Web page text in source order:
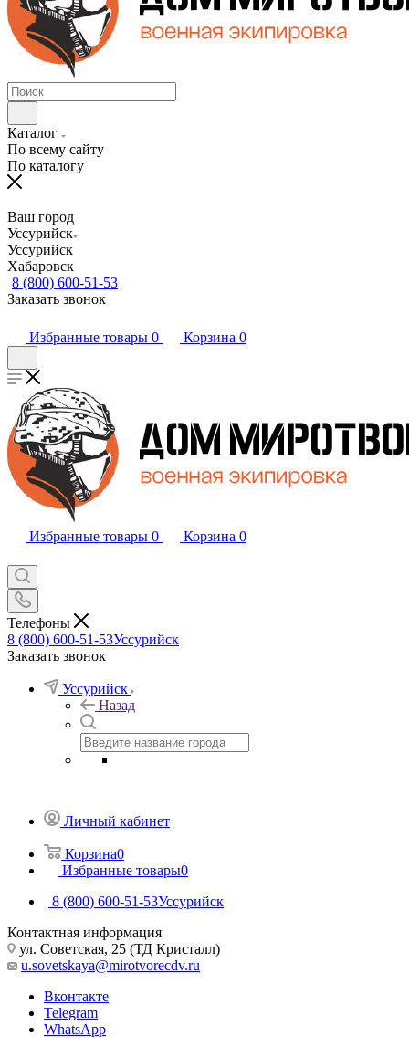
Каталог
По всему сайту
По каталогу
Ваш город
Уссурийск
Уссурийск
Хабаровск
8 (800) 600-51-53
Заказать звонок
Избранные товары 0 Корзина 0
Избранные товары 0 Корзина 0
Телефоны
8 (800) 600-51-53Уссурийск
Заказать звонок
Уссурийск
Назад
Личный кабинет
Корзина0
Избранные товары0
8 (800) 600-51-53Уссурийск
Контактная информация
ул. Советская, 25 (ТД Кристалл)
u.sovetskaya@mirotvorecdv.ru
Вконтакте
Telegram
WhatsApp